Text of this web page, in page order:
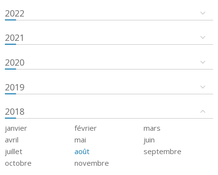
2022
2021
2020
2019
2018
janvier février
mars
avril
mai
juin
juillet
août
septembre
octobre
novembre